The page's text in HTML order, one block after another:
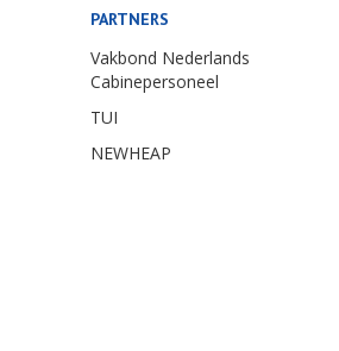
PARTNERS
Vakbond Nederlands
Cabinepersoneel
TUI
NEWHEAP